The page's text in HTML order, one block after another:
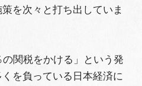
を次々と打ち出していま
関税をかける」という発
を負っている日本経済に